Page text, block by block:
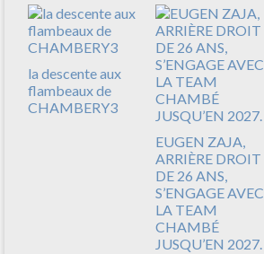
la descente aux
flambeaux de
CHAMBERY3
EUGEN ZAJA,
ARRIÈRE DROIT
DE 26 ANS,
S’ENGAGE AVEC
LA TEAM
CHAMBÉ
JUSQU’EN 2027.